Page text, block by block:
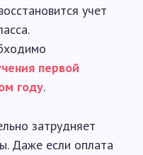
учет
первой
году.
затрудняет
Даже если оплата